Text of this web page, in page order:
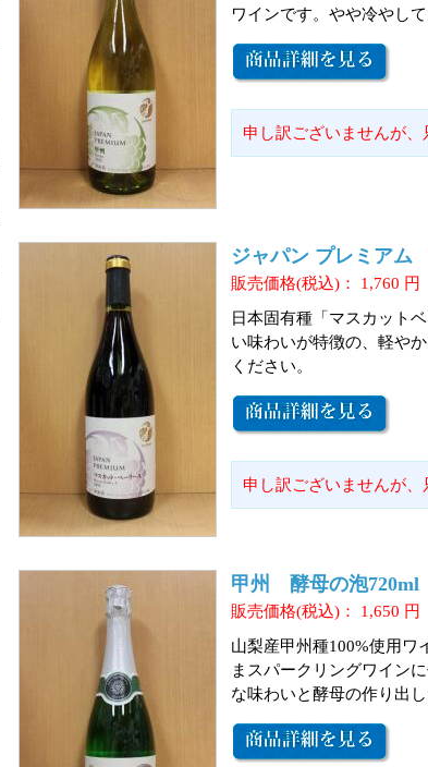
ワインです。やや冷やし
申し訳ございませんが、
ジャパン プレミア
販売価格(税込)： 1,760 円
日本固有種「マスカット
い味わいが特徴の、軽や
ください。
申し訳ございませんが、
甲州 酵母の泡720ml
販売価格(税込)： 1,650 円
山梨産甲州種100%使用ワ
まスパークリングワイン
な味わいと酵母の作り出